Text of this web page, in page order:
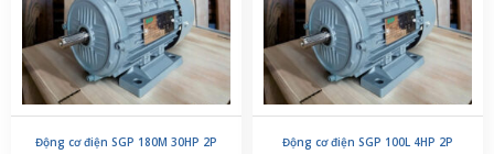
Động cơ điện SGP 180M 30HP 2P Động cơ điện SGP 100L 4HP 2P